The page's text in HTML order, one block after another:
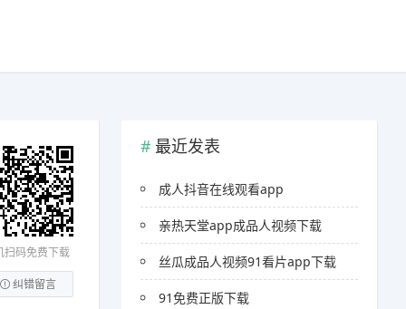
扫码免费下载
纠错留言
最近发表
成人抖音在线观看app
亲热天堂app成品人视频下载
丝瓜成品人视频91看片app下载
91免费正版下载